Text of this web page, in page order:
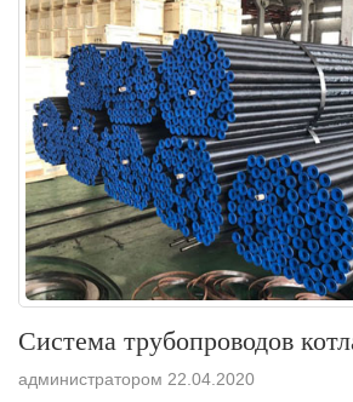
Система трубопроводов
администратором 22.04.2020